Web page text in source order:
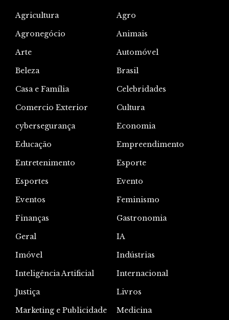
Agricultura
Agro
Agronegócio
Animais
Arte
Automóvel
Beleza
Brasil
Casa e Família
Celebridades
Comercio Exterior
Cultura
cybersegurança
Economia
Educação
Empreendimento
Entretenimento
Esporte
Esportes
Evento
Eventos
Feminismo
Finanças
Gastronomia
Geral
IA
Imóvel
Indústrias
Inteligência Artificial
Internacional
Justiça
Livros
Marketing e Publicidade
Medicina